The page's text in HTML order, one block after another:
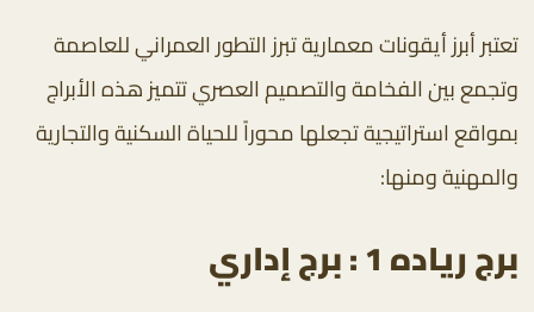
تعتبر أبرز أيقونات معمارية تبرز التطور العمراني للعاصمة
وتجمع بين الفخامة والتصميم العصري تتميز هذه الأبراج
بمواقع استراتيجية تجعلها محوراً للحياة السكنية والتجارية
والمهنية ومنها:
برج رياده 1 : برج إداري